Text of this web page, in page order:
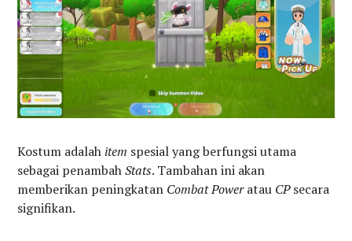
Kostum adalah item spesial yang berfungsi utama
sebagai penambahStats. Tambahan ini akan
memberikan peningkatan Combat Poweratau CPsecara
signifikan.